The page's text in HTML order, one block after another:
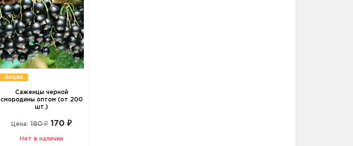
Акция
Саженцы черной
смородины оптом (от 200
шт.)
Цена: 180 ₽ 170 ₽
Нет в наличии